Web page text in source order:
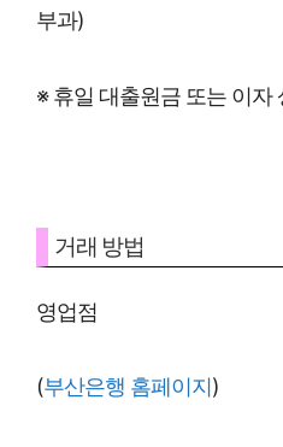
부과)
※ 휴일 대출원금 또는 이자
거래 방법
영업점
(부산은행 홈페이지)